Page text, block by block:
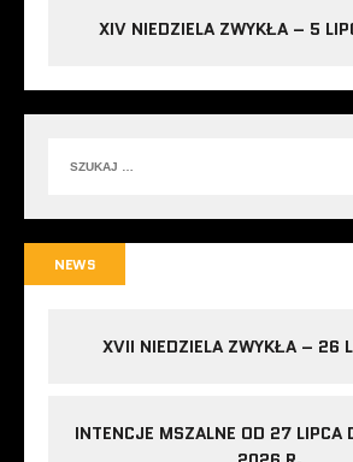
XIV NIEDZIELA ZWYKŁA – 5
NEWS
XVII NIEDZIELA ZWYKŁA – 26
INTENCJE MSZALNE OD 27 LIPCA